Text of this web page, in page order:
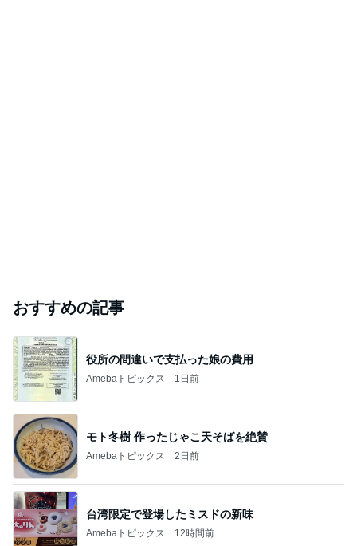
おすすめの記事
役所の間違いで支払った娘の費用
Amebaトピックス 1日前
モト冬樹 作ったじゃこ天そばを絶賛
Amebaトピックス 2日前
台湾限定で登場したミスドの新味
Amebaトピックス 12時間前